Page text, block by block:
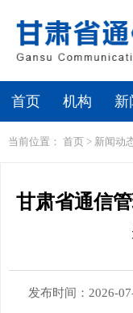
首页 机构 新
当前位置： 首页 > 新闻动
甘肃省通信
发布时间：2026-